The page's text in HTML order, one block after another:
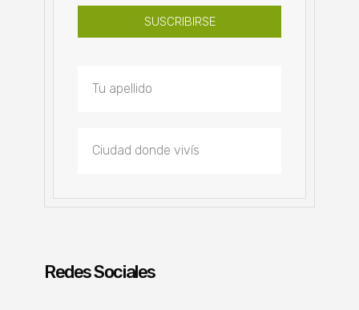
SUSCRIBIRSE
Redes Sociales